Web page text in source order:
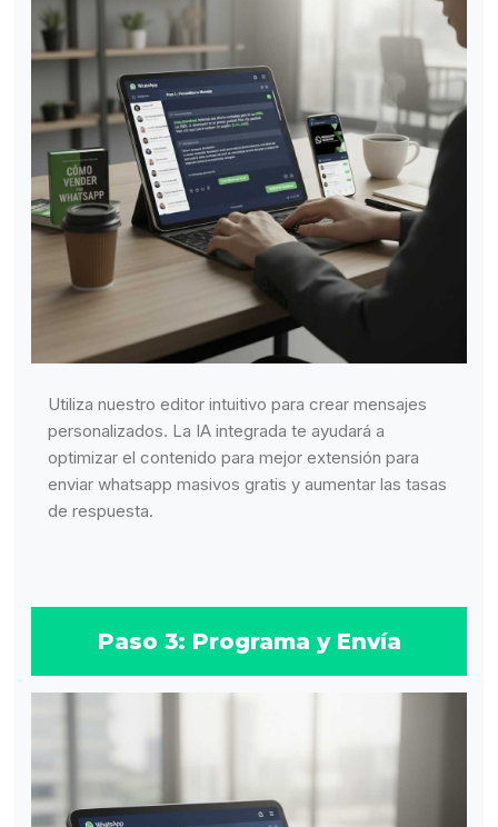
Utiliza nuestro editor intuitivo para crear mensajes
personalizados. La IA integrada te ayudará a
optimizar el contenido para mejor extensión para
enviar whatsapp masivos gratis y aumentar las tasas
de respuesta.
Paso 3: Programa y Envía